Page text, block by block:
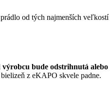
od tých najmenších veľkostí
výrobcu bude odstrihnutá
z eKAPO skvele padne.